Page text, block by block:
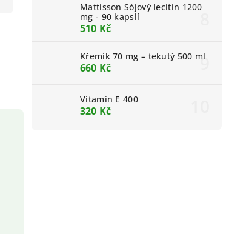
Mattisson Sójový lecitin 1200
mg - 90 kapslí
510 Kč
Křemík 70 mg – tekutý 500 ml
660 Kč
Vitamin E 400
320 Kč